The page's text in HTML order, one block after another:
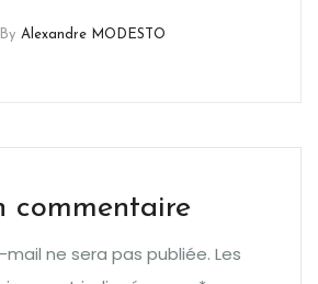
By Alexandre MODESTO
commentaire
ne sera pas publiée. Les